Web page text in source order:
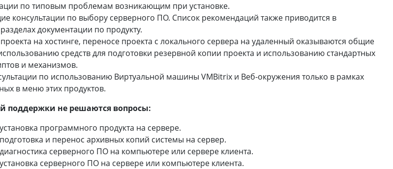
по типовым проблемам возникающим при установке.
консультации по выбору серверного ПО. Список рекомендаций также приводится в
документации по продукту.
на хостинге, переносе проекта с локального сервера на удаленный оказываются общие
средств для подготовки резервной копии проекта и использованию стандартных
и механизмов.
по использованию Виртуальной машины VMBitrix и Веб-окружения только в рамках
в меню этих продуктов.
поддержки не решаются вопросы:
программного продукта на сервере.
и перенос архивных копий системы на сервер.
серверного ПО на компьютере или сервере клиента.
серверного ПО на сервере или компьютере клиента.